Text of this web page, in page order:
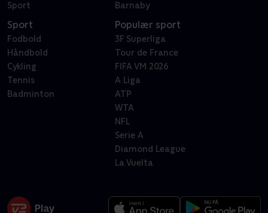
Sport
Barnaby
Sport
Fodbold
Håndbold
Cykling
Tennis
Badminton
Populær sport
3F Superliga
Tour de France
FIFA VM 2026
A Liga
ATP
WTA
NFL
Serie A
Diamond League
La Vuelta